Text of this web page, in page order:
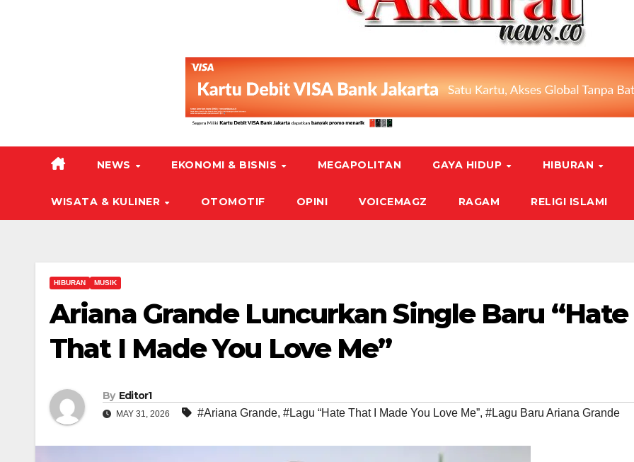
NEWS EKONOMI & BISNIS MEGAPOLITAN GAYA HIDUP HIBURAN
WISATA & KULINER OTOMOTIF OPINI VOICEMAGZ RAGAM RELIGI ISLAMI
HIBURAN MUSIK
Ariana Grande Luncurkan Single Baru “Hate
That I Made You Love Me”
By Editor1
MAY 31, 2026 #Ariana Grande, #Lagu “Hate That I Made You Love Me”, #Lagu Baru Ariana Grande